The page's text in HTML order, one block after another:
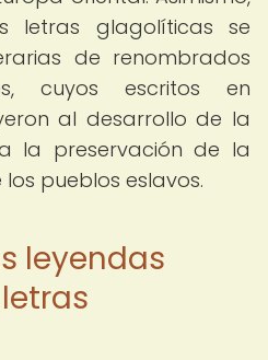
letras glagolíticas se
de renombrados
cuyos escritos en
al desarrollo de la
la preservación de la
pueblos eslavos.
leyendas